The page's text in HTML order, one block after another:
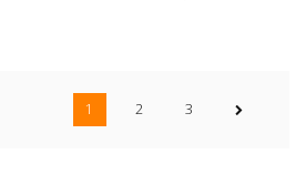
1 2 3